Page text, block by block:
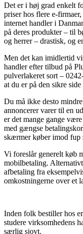
Det er i høj grad enkelt
priser hos flere e-
internet handler i
på deres produkter – til
og herrer – drastisk, og
Men det kan imidlertid
handler efter tilbud på
pulverlakeret sort –
at du er på den sikre
Du må ikke desto
annoncerer varer til en
er det mange gange
med gængse
skærmer køber imod fup
Vi foreslår generelt køb
mobilbetaling.
afbetaling fra
omkostningerne over et
Inden folk bestiller hos
studere virksomhedens
særlig sjovt.